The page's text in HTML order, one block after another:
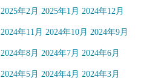
2025年2月 2025年1月 2024年12月
2024年11月 2024年10月 2024年9月
2024年8月 2024年7月 2024年6月
2024年5月 2024年4月 2024年3月